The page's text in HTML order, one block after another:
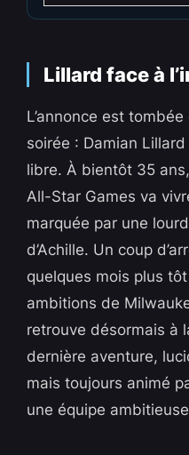
Lillard face à
L’annonce est
soirée : Damian
libre. À bientôt 35
All-Star Games va
marquée par une
d’Achille. Un coup
quelques mois plus
ambitions de
retrouve désormais à
dernière aventure,
mais toujours animé
une équipe